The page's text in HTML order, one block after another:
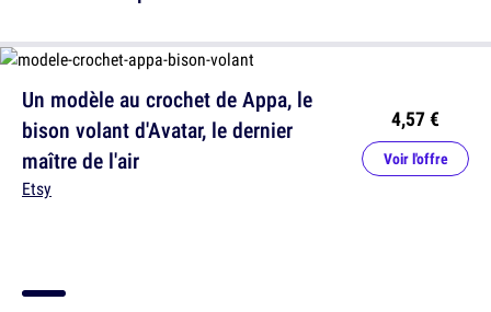
Un modèle au crochet de Appa, le
bison volant d'Avatar, le dernier
maître de l'air
Etsy
4,57 €
Voir l'offre